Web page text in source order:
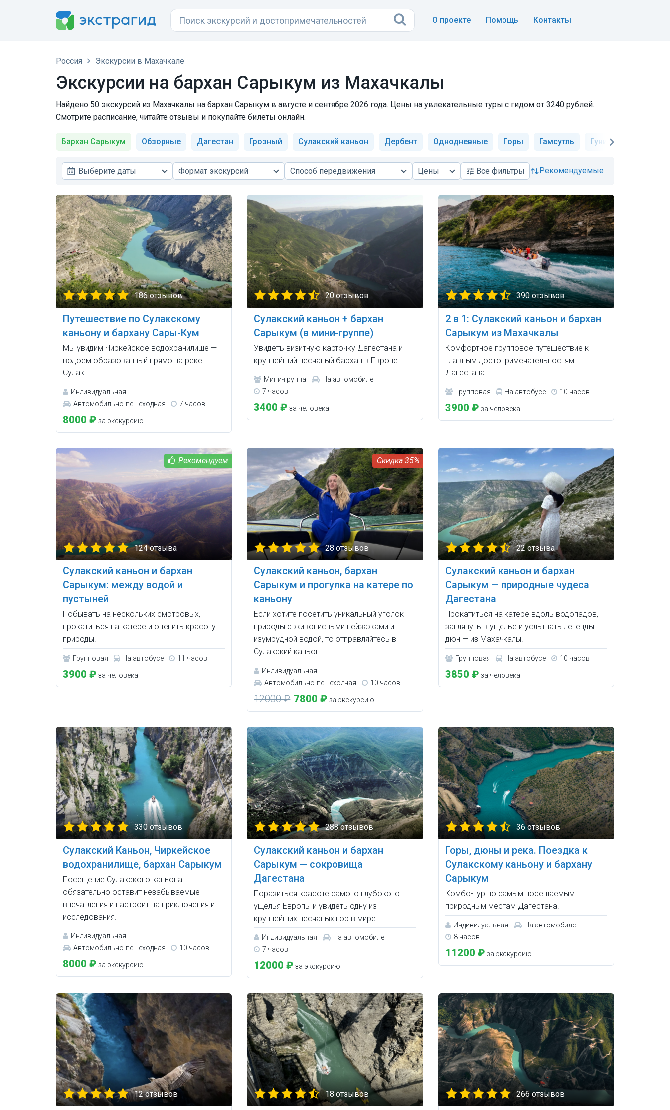
О проекте Помощь Контакты
Россия Экскурсии в Махачкале
Экскурсии на бархан Сарыкум из Махачкалы
Найдено 50 экскурсий из Махачкалы на бархан Сарыкум в августе и сентябре 2026 года. Цены на увлекательные туры с гидом от 3240 рублей.
Смотрите расписание, читайте отзывы и покупайте билеты онлайн.
Бархан Сарыкум Обзорные Дагестан Грозный Сулакский каньон Дербент Однодневные Горы Гамсутль Гуниб
Выберите даты Формат экскурсий Способ передвижения Цены Всефильтры рекомендуемые
186 отзывов
Путешествие по Сулакскому
каньону и бархану Сары-Кум
Мы увидим Чиркейское водохранилище —
водоем образованный прямо на реке
Сулак.
Индивидуальная
Автомобильно-пешеходная
7 часов
8000 ₽ за экскурсию
20 отзывов
Сулакский каньон + бархан
Сарыкум (в мини-группе)
Увидеть визитную карточку Дагестана и
крупнейший песчаный бархан в Европе.
Мини-группа
На автомобиле
7 часов
3400 ₽ за человека
390 отзывов
2 в 1: Сулакский каньон и бархан
Сарыкум из Махачкалы
Комфортное групповое путешествие к
главным достопримечательностям
Дагестана.
Групповая На автобусе 10 часов
3900 ₽ за человека
124 отзыва
Сулакский каньон и бархан
Сарыкум: между водой и
пустыней
Побывать на нескольких смотровых,
прокатиться на катере и оценить красоту
природы.
Групповая На автобусе 11 часов
3900 ₽ за человека
35%
28 отзывов
Сулакский каньон, бархан
Сарыкум и прогулка на катере по
каньону
Если хотите посетить уникальный уголок
природы с живописными пейзажами и
изумрудной водой, то отправляйтесь в
Сулакский каньон.
Индивидуальная
Автомобильно-пешеходная
10 часов
12000 ₽ 7800 ₽ за экскурсию
22 отзыва
Сулакский каньон и бархан
Сарыкум — природные чудеса
Дагестана
Прокатиться на катере вдоль водопадов,
заглянуть в ущелье и услышать легенды
дюн — из Махачкалы.
Групповая На автобусе 10 часов
3850 ₽ за человека
330 отзывов
Сулакский Каньон, Чиркейское
водохранилище, бархан Сарыкум
Посещение Сулакского каньона
обязательно оставит незабываемые
впечатления и настроит на приключения и
исследования.
Индивидуальная
Автомобильно-пешеходная
10 часов
8000 ₽ за экскурсию
288 отзывов
Сулакский каньон и бархан
Сарыкум — сокровища
Дагестана
Поразиться красоте самого глубокого
ущелья Европы и увидеть одну из
крупнейших песчаных гор в мире.
Индивидуальная
На автомобиле
7 часов
12000 ₽ за экскурсию
36 отзывов
Горы, дюны и река. Поездка к
Сулакскому каньону и бархану
Сарыкум
Комбо-тур по самым посещаемым
природным местам Дагестана.
Индивидуальная
На автомобиле
8 часов
11200 ₽ за экскурсию
12 отзывов 18 отзывов 266 отзывов